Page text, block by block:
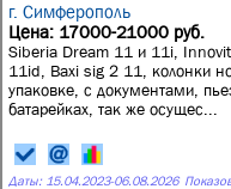
г. Симферополь
Цена: 17000-21000 руб.
Siberia Dream 11 и 11i,
11id, Bаxi sig 2 11, колонки
упаковке, с документами,
батарейках, так же осущес...
Даты: 15.04.2023-06.08.2026